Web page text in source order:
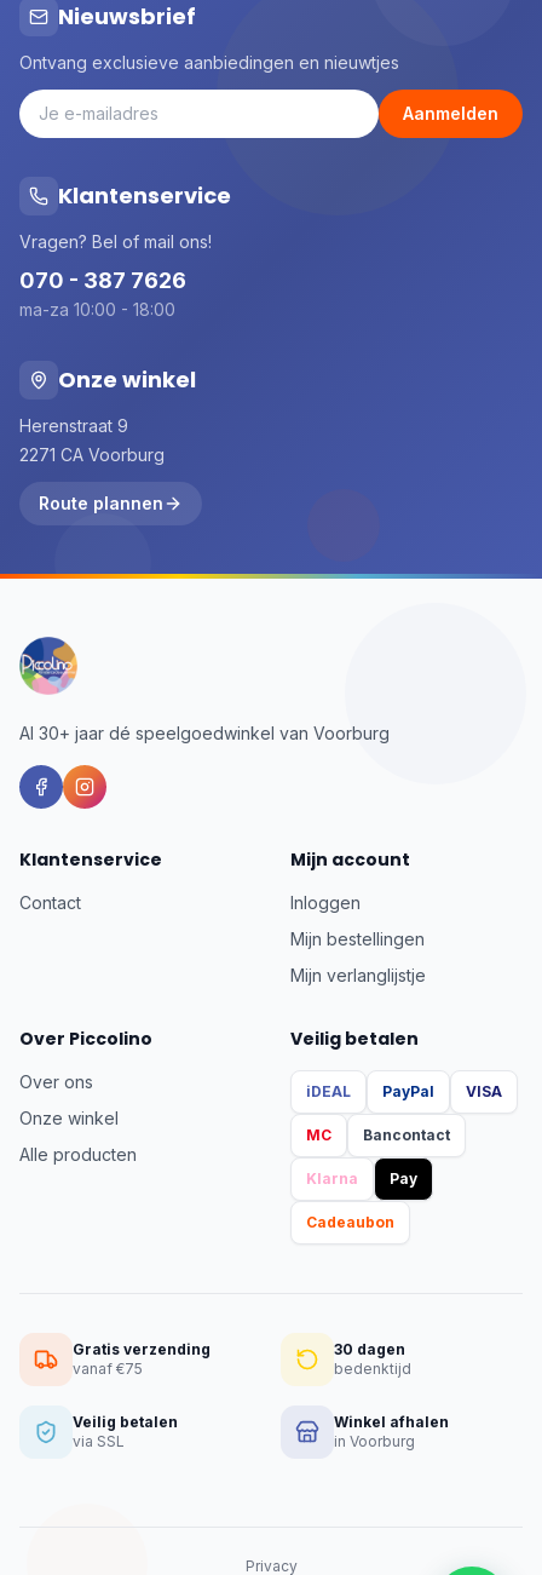
Nieuwsbrief
Ontvang exclusieve aanbiedingen en nieuwtjes
Aanmelden
Klantenservice
Vragen? Bel of mail ons!
070 - 387 7626
ma-za 10:00 - 18:00
Onze winkel
Herenstraat 9
2271 CA Voorburg
Route plannen
Al 30+ jaar dé speelgoedwinkel van Voorburg
Klantenservice
Contact
Mijn account
Inloggen
Mijn bestellingen
Mijn verlanglijstje
Over Piccolino
Over ons
Onze winkel
Alle producten
Veilig betalen
iDEAL PayPal VISA
MC Bancontact
Klarna Pay
Cadeaubon
Gratis verzending
vanaf €75
30 dagen
bedenktijd
Veilig betalen
via SSL
Winkel afhalen
in Voorburg
Privacy